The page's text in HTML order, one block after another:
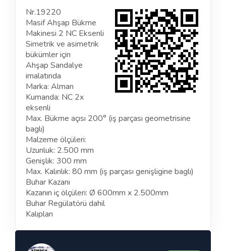
Nr.19220
Masif Ahşap Bükme
Makinesi 2 NC Eksenli
Simetrik ve asimetrik
bükümler için
Ahşap Sandalye
imalatında
Marka: Alman
Kumanda: NC 2x
eksenli
Max. Bükme açısı 200° (iş parçası geometrisine
baglı)
Malzeme ölçüleri:
Uzunluk: 2.500 mm
Genişlik: 300 mm
Max. Kalınlık: 80 mm (iş parçası genişligine baglı)
Buhar Kazanı
Kazanın iç ölçüleri: Ø 600mm x 2.500mm
Buhar Regülatörü dahil
Kalıpları